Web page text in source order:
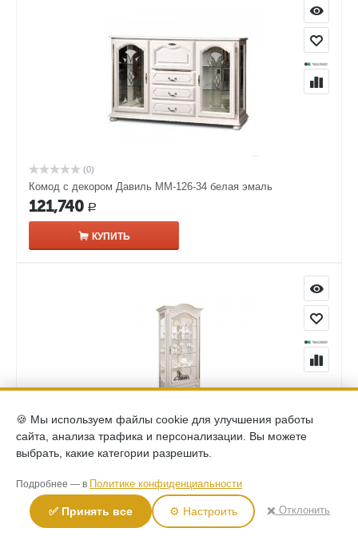
(0)
Комод с декором Давиль ММ-126-34 белая эмаль
121,740 Р
КУПИТЬ
белая эмаль с золотой патиной
111,690 Р
КУПИТЬ
🍪 Мы используем файлы cookie для улучшения работы
сайта, анализа трафика и персонализации. Вы можете
выбрать, какие категории разрешить.
Подробнее — в Политике конфиденциальности
✅ Принять все ⚙️ Настроить ✖️ Отклонить